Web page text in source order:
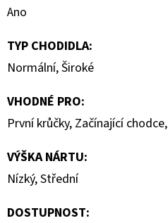
Ano
TYP CHODIDLA:
Normální,Široké
VHODNÉ PRO:
První krůčky, Začínající chodce,
VÝŠKA NÁRTU:
Nízký,Střední
DOSTUPNOST: